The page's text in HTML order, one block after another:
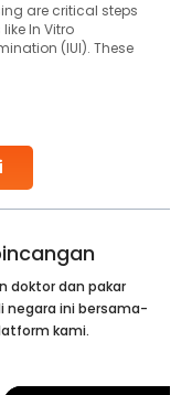
are critical steps
In Vitro
(IUI). These
doktor dan pakar
negara ini bersama-
kami.